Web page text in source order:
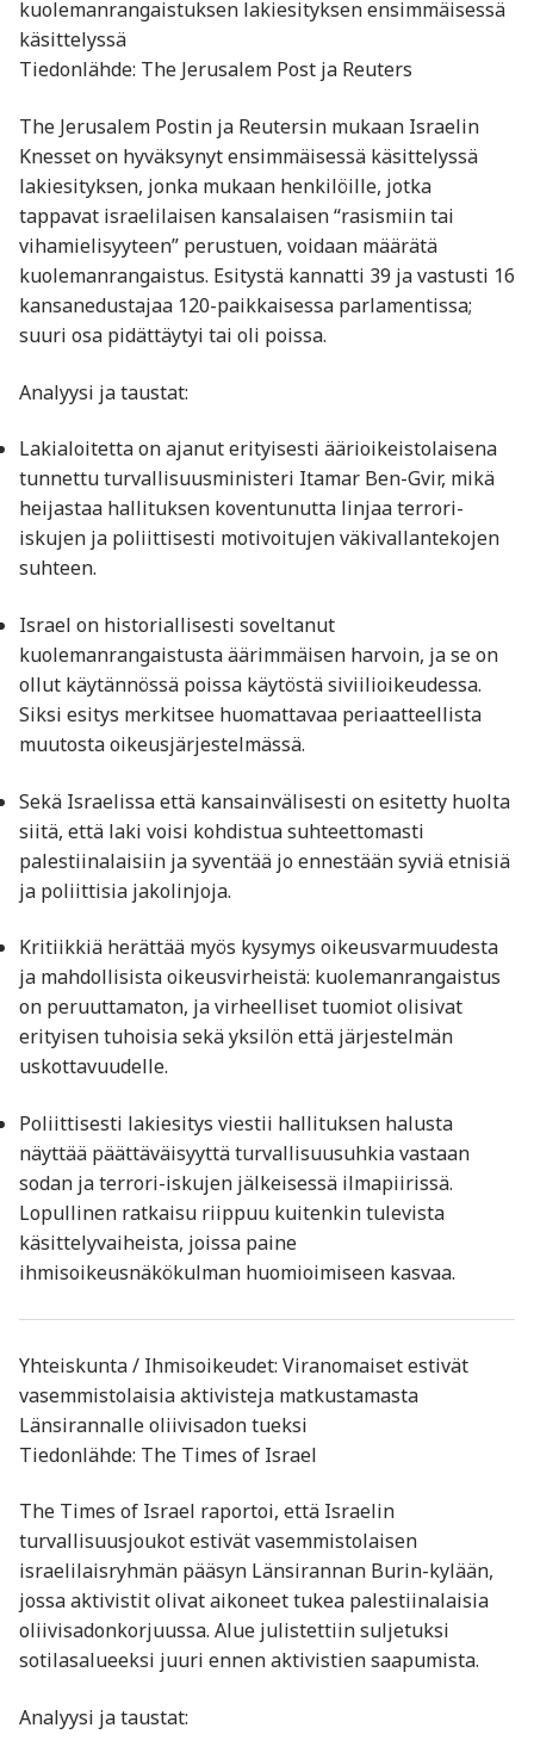
kuolemanrangaistuksen lakiesityksen ensimmäisessä
käsittelyssä
Tiedonlähde: The Jerusalem Post ja Reuters
The Jerusalem Postin ja Reutersin mukaan Israelin
Knesset on hyväksynyt ensimmäisessä käsittelyssä
lakiesityksen, jonka mukaan henkilöille, jotka
tappavat israelilaisen kansalaisen “rasismiin tai
vihamielisyyteen” perustuen, voidaan määrätä
kuolemanrangaistus. Esitystä kannatti 39 ja vastusti 16
kansanedustajaa 120-paikkaisessa parlamentissa;
suuri osa pidättäytyi tai oli poissa.
Analyysi ja taustat:
Lakialoitetta on ajanut erityisesti äärioikeistolaisena
tunnettu turvallisuusministeri Itamar Ben-Gvir, mikä
heijastaa hallituksen koventunutta linjaa terrori-
iskujen ja poliittisesti motivoitujen väkivallantekojen
suhteen.
Israel on historiallisesti soveltanut
kuolemanrangaistusta äärimmäisen harvoin, ja se on
ollut käytännössä poissa käytöstä siviilioikeudessa.
Siksi esitys merkitsee huomattavaa periaatteellista
muutosta oikeusjärjestelmässä.
Sekä Israelissa että kansainvälisesti on esitetty huolta
siitä, että laki voisi kohdistua suhteettomasti
palestiinalaisiin ja syventää jo ennestään syviä etnisiä
ja poliittisia jakolinjoja.
Kritiikkiä herättää myös kysymys oikeusvarmuudesta
ja mahdollisista oikeusvirheistä: kuolemanrangaistus
on peruuttamaton, ja virheelliset tuomiot olisivat
erityisen tuhoisia sekä yksilön että järjestelmän
uskottavuudelle.
Poliittisesti lakiesitys viestii hallituksen halusta
näyttää päättäväisyyttä turvallisuusuhkia vastaan
sodan ja terrori-iskujen jälkeisessä ilmapiirissä.
Lopullinen ratkaisu riippuu kuitenkin tulevista
käsittelyvaiheista, joissa paine
ihmisoikeusnäkökulman huomioimiseen kasvaa.
Yhteiskunta / Ihmisoikeudet: Viranomaiset estivät
vasemmistolaisia aktivisteja matkustamasta
Länsirannalle oliivisadon tueksi
Tiedonlähde: The Times of Israel
The Times of Israel raportoi, että Israelin
turvallisuusjoukot estivät vasemmistolaisen
israelilaisryhmän pääsyn Länsirannan Burin-kylään,
jossa aktivistit olivat aikoneet tukea palestiinalaisia
oliivisadonkorjuussa. Alue julistettiin suljetuksi
sotilasalueeksi juuri ennen aktivistien saapumista.
Analyysi ja taustat: